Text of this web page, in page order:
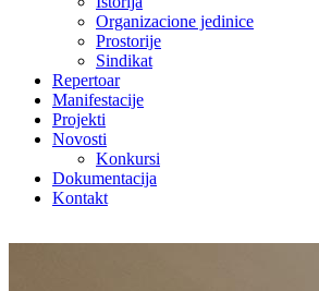
Organizacione jedinice
Prostorije
Sindikat
Repertoar
Manifestacije
Projekti
Novosti
Konkursi
Dokumentacija
Kontakt